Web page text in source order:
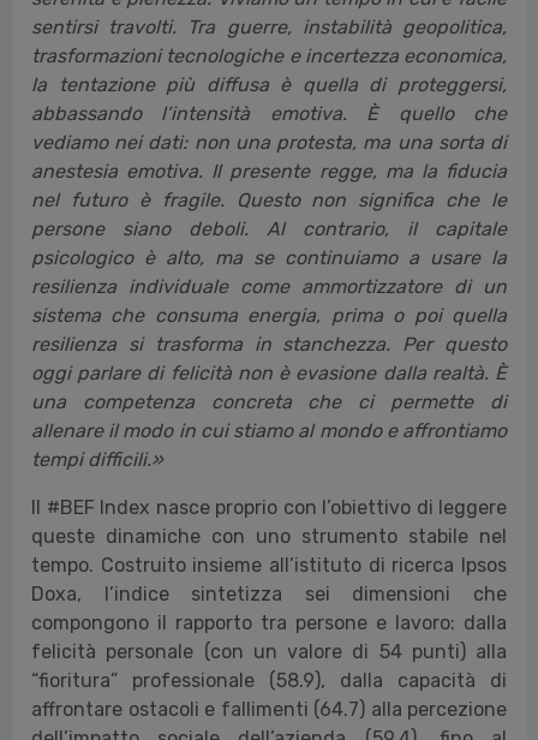
sentirsi travolti. Tra guerre, instabilità geopolitica,
trasformazioni tecnologiche e incertezza economica,
la tentazione più diffusa è quella di proteggersi,
abbassando l’intensità emotiva. È quello che
vediamo nei dati: non una protesta, ma una sorta di
anestesia emotiva. Il presente regge, ma la fiducia
nel futuro è fragile. Questo non significa che le
persone siano deboli. Al contrario, il capitale
psicologico è alto, ma se continuiamo a usare la
resilienza individuale come ammortizzatore di un
sistema che consuma energia, prima o poi quella
resilienza si trasforma in stanchezza. Per questo
oggi parlare di felicità non è evasione dalla realtà. È
una competenza concreta che ci permette di
allenare il modo in cui stiamo al mondo e affrontiamo
tempi difficili.»
Il #BEF Index nasce proprio con l’obiettivo di leggere
queste dinamiche con uno strumento stabile nel
tempo. Costruito insieme all’istituto di ricerca Ipsos
Doxa, l’indice sintetizza sei dimensioni che
compongono il rapporto tra persone e lavoro: dalla
felicità personale (con un valore di 54 punti) alla
“fioritura” professionale (58.9), dalla capacità di
affrontare ostacoli e fallimenti (64.7) alla percezione